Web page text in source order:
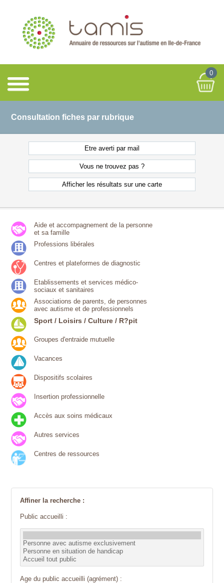
0
Consultation fiches par rubrique
Etre averti par mail
Vous ne trouvez pas ?
Afficher les résultats sur une carte
Aide et accompagnement de la personne
et sa famille
Professions libérales
Centres et plateformes de diagnostic
Etablissements et services médico-
sociaux et sanitaires
Associations de parents, de personnes
avec autisme et de professionnels
Sport / Loisirs / Culture / R?pit
Groupes d'entraide mutuelle
Vacances
Dispositifs scolaires
Insertion professionnelle
Accès aux soins médicaux
Autres services
Centres de ressources
Affiner la recherche :
Public accueilli :
Age du public accueilli (agrément) :